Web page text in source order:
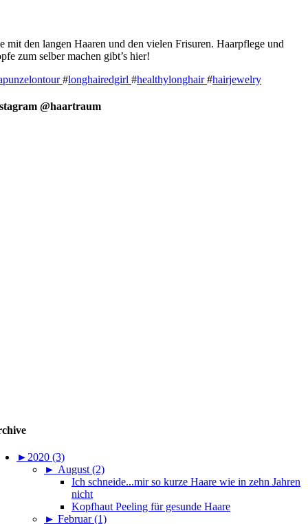
mit den langen Haaren und den vielen Frisuren. Haarpflege und
zum selber machen gibt’s hier!
#longhairedgirl #healthylonghair#hairjewelry
@haartraum
► 2020 (3)
► August (2)
Ich schneide...mir so kurze Haare wie in zehn Jahren
nicht
Kopfhaut Peeling für gesunde Haare
► Februar (1)